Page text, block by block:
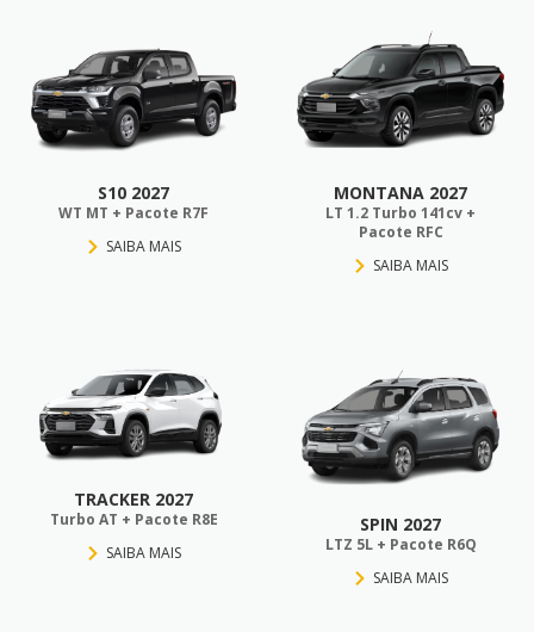
S10 2027
WT MT + Pacote R7F
SAIBA MAIS
MONTANA 2027
LT 1.2 Turbo 141cv +
Pacote RFC
SAIBA MAIS
TRACKER 2027
Turbo AT + Pacote R8E
SAIBA MAIS
SPIN 2027
LTZ 5L + Pacote R6Q
SAIBA MAIS